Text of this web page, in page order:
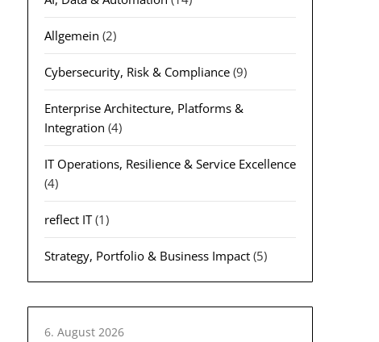
Allgemein (2)
Cybersecurity, Risk & Compliance(9)
Enterprise Architecture, Platforms &
Integration (4)
IT Operations, Resilience & Service Excellence
(4)
reflect IT(1)
Strategy, Portfolio & Business Impact(5)
6. August 2026